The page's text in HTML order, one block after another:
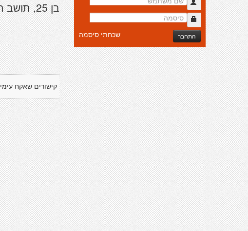
בן 25, תושב ת"א וסטודנט באוני' ת"א
קישורים שאקח עימי
התחבר שכחתי סיסמה